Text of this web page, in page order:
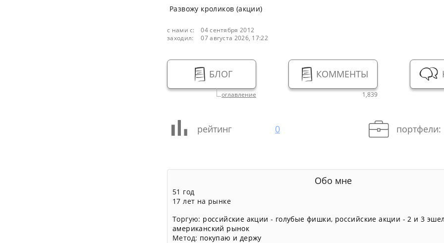
Развожу кроликов (акции)
с нами с:
04 сентября 2012
заходил:
07 августа 2026, 17:22
БЛОГ
оглавление
КОММЕНТЫ
1,839
рейтинг 0 портфели:
Обо мне
51 год
17 лет на рынке
Торгую: российские акции - голубые фишки, российские акции - 2 и 3
американский рынок
Метод: покупаю и держу